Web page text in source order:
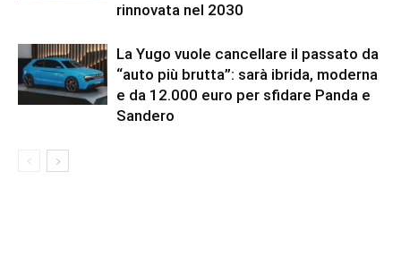
rinnovata nel 2030
La Yugo vuole cancellare il passato da
“auto più brutta”: sarà ibrida, moderna
e da 12.000 euro per sfidare Panda e
Sandero